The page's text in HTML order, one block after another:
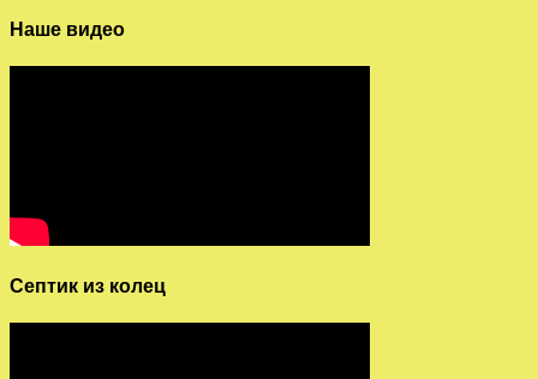
Наше видео
Септик из колец